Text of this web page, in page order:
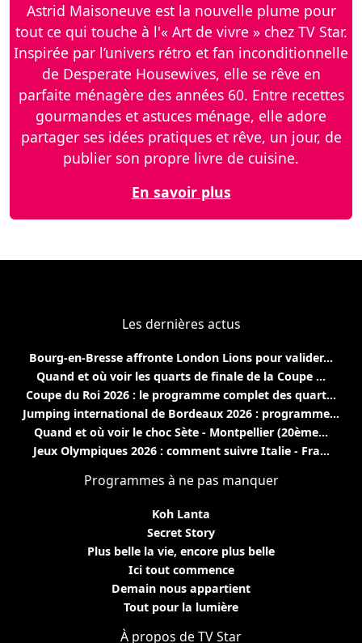
Astrid Maisoneuve est la nouvelle plume pour
tout ce qui touche à l'« Art de vivre » chez TV Star.
Inspirée par l’univers rétro et fan inconditionnelle
de Desperate Housewives, elle se rêve en
parfaite ménagère des années 60. Entre recettes
gourmandes et astuces ménage, elle adore
partager ses idées pratiques et rêve, un jour, de
publier son propre livre de cuisine.
En savoir plus
Les dernières actus
Bourg-en-Bresse affronte London Lions pour valider...
Quand et où voir les quarts de finale de la Coupe ...
Coupe du Roi 2026 : le programme complet des quart...
Jumping international de Bordeaux 2026 : programme...
Quand et où voir le choc Sète - Montpellier (20ème...
Jeux Olympiques 2026 : comment suivre Italie - Fra...
Programmes à ne pas manquer
Koh Lanta
Secret Story
Plus belle la vie, encore plus belle
Ici tout commence
Demain nous appartient
Tout pour la lumière
À propos de TV Star